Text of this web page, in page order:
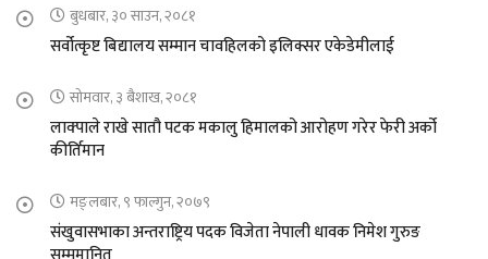
बुधबार, ३० साउन, २०८१
सर्वोत्कृष्ट बिद्यालय सम्मान चावहिलको इलिक्सर एकेडेमीलाई
सोमवार, ३ बैशाख, २०८१
लाक्पाले राखे सातौ पटक मकालु हिमालको आरोहण गरेर फेरी अर्को
कीर्तिमान
मङ्लबार, ९ फाल्गुन, २०७९
संखुवासभाका अन्तराष्ट्रिय पदक विजेता नेपाली धावक निमेश गुरुङ